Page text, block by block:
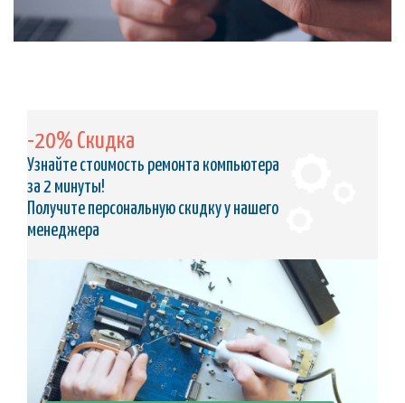
-20% Скидка
Узнайте стоимость ремонта компьютера
за 2 минуты!
Получите персональную скидку у нашего
менеджера